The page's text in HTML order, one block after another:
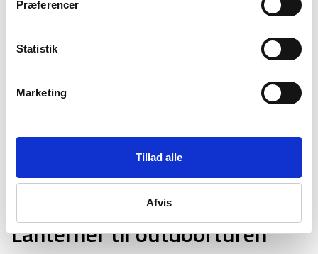
Præferencer
Statistik
Marketing
Tillad alle
Afvis
uanset hvor du vælger at placere din lanterne, er du sikret en
Lanterner til outdoorturen